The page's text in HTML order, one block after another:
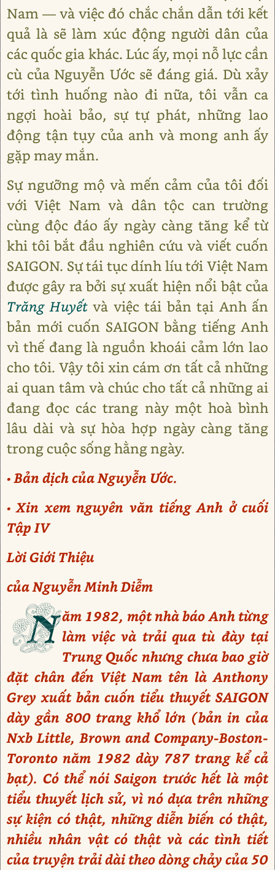
Nam — và việc đó chắc chắn dẫn tới kết
quả là sẽ làm xúc động người dân của
các quốc gia khác. Lúc ấy, mọi nỗ lực cần
cù của Nguyễn Ước sẽ đáng giá. Dù xảy
tới tình huống nào đi nữa, tôi vẫn ca
ngợi hoài bảo, sự tự phát, những lao
động tận tụy của anh và mong anh ấy
gặp may mắn.
Sự ngưỡng mộ và mến cảm của tôi đối
với Việt Nam và dân tộc can trường
cùng độc đáo ấy ngày càng tăng kể từ
khi tôi bắt đầu nghiên cứu và viết cuốn
SAIGON. Sự tái tục dính líu tới Việt Nam
được gây ra bởi sự xuất hiện nổi bật của
Trăng Huyếtvà việc tái bản tại Anh ấn
bản mới cuốn SAIGON bằng tiếng Anh
vì thế đang là nguồn khoái cảm lớn lao
cho tôi. Vậy tôi xin cám ơn tất cả những
ai quan tâm và chúc cho tất cả những ai
đang đọc các trang này một hoà bình
lâu dài và sự hòa hợp ngày càng tăng
trong cuộc sống hằng ngày.
• Bản dịch của Nguyễn Ước.
• Xin xem nguyên văn tiếng Anh ở cuối
Tập IV
Lời Giới Thiệu
của Nguyễn Minh Diễm
N ăm 1982, một nhà báo Anh từng
làm việc và trải qua tù đày tại
Trung Quốc nhưng chưa bao giờ
đặt chân đến Việt Nam tên là Anthony
Grey xuất bản cuốn tiểu thuyết SAIGON
dày gần 800 trang khổ lớn (bản in của
Nxb Little, Brown and Company-Boston-
Toronto năm 1982 dày 787 trang kể cả
bạt). Có thể nói Saigon trước hết là một
tiểu thuyết lịch sử, vì nó dựa trên những
sự kiện có thật, những diễn biến có thật,
nhiều nhân vật có thật và các tình tiết
của truyện trải dài theo dòng chảy của 50